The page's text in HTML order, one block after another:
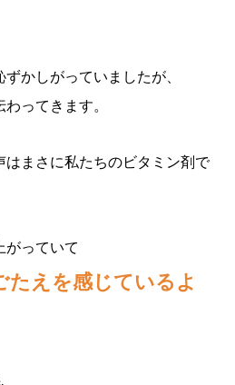
ずかしがっていましたが、
ってきます。
はまさに私たちのビタミン剤で
がっていて
たえを感じているよ